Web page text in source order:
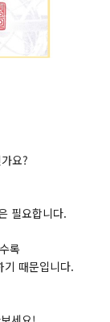
요?
필요합니다.
록
기 때문입니다.